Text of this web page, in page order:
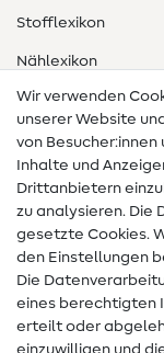
Stofflexikon
Nählexikon
Nähanleitungen
Hilfe & Kontakt
Kontakt
Infos zum
FAQ
Widerrufsrecht
Wir verwenden
unserer Website
von Besucher:innen
Inhalte und
Drittanbietern
zu analysieren.
gesetzte Cookies.
den Einstellungen
Die
eines berechtigten
erteilt oder
einzuwilligen und